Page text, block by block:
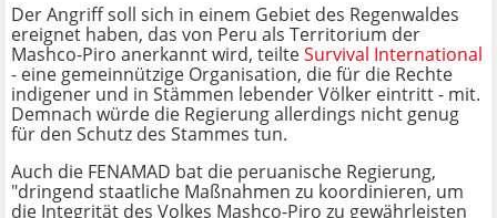
Der Angriff soll sich in einem Gebiet des Regenwaldes
ereignet haben, das von Peru als Territorium der
Mashco-Piro anerkannt wird, teilteSurvival International
- eine gemeinnützige Organisation, die für die Rechte
indigener und in Stämmen lebender Völker eintritt - mit.
Demnach würde die Regierung allerdings nicht genug
für den Schutz des Stammes tun.
Auch die FENAMAD bat die peruanische Regierung,
"dringend staatliche Maßnahmen zu koordinieren, um
die Integrität des Volkes Mashco-Piro zu gewährleisten